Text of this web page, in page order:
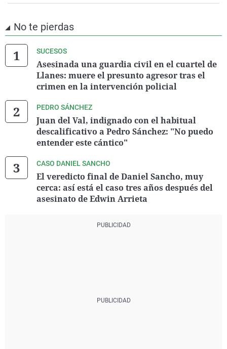
No te pierdas
SUCESOS
Asesinada una guardia civil en el cuartel de
Llanes: muere el presunto agresor tras el
crimen en la intervención policial
PEDRO SÁNCHEZ
Juan del Val, indignado con el habitual
descalificativo a Pedro Sánchez: "No puedo
entender este cántico"
CASO DANIEL SANCHO
El veredicto final de Daniel Sancho, muy
cerca: así está el caso tres años después del
asesinato de Edwin Arrieta